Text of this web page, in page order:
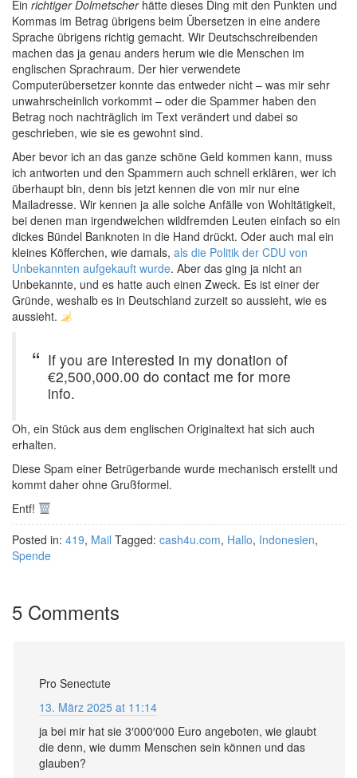
Ein richtiger Dolmetscherhätte dieses Ding mit den Punkten und
Kommas im Betrag übrigens beim Übersetzen in eine andere
Sprache übrigens richtig gemacht. Wir Deutschschreibenden
machen das ja genau anders herum wie die Menschen im
englischen Sprachraum. Der hier verwendete
Computerübersetzer konnte das entweder nicht – was mir sehr
unwahrscheinlich vorkommt – oder die Spammer haben den
Betrag noch nachträglich im Text verändert und dabei so
geschrieben, wie sie es gewohnt sind.
Aber bevor ich an das ganze schöne Geld kommen kann, muss
ich antworten und den Spammern auch schnell erklären, wer ich
überhaupt bin, denn bis jetzt kennen die von mir nur eine
Mailadresse. Wir kennen ja alle solche Anfälle von Wohltätigkeit,
bei denen man irgendwelchen wildfremden Leuten einfach so ein
dickes Bündel Banknoten in die Hand drückt. Oder auch mal ein
kleines Köfferchen, wie damals, als die Politik der CDU von
Unbekannten aufgekauft wurde. Aber das ging ja nicht an
Unbekannte, und es hatte auch einen Zweck. Es ist einer der
Gründe, weshalb es in Deutschland zurzeit so aussieht, wie es
aussieht.
If you are interested in my donation of
€2,500,000.00 do contact me for more
info.
Oh, ein Stück aus dem englischen Originaltext hat sich auch
erhalten.
Diese Spam einer Betrügerbande wurde mechanisch erstellt und
kommt daher ohne Grußformel.
Entf!
Posted in: 419, Mail Tagged: cash4u.com, Hallo, Indonesien,
Spende
5 Comments
Pro Senectute
13. März 2025 at 11:14
ja bei mir hat sie 3′000′000 Euro angeboten, wie glaubt
die denn, wie dumm Menschen sein können und das
glauben?